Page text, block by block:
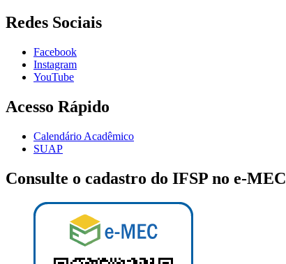
Redes Sociais
Facebook
Instagram
YouTube
Acesso Rápido
Calendário Acadêmico
SUAP
Consulte o cadastro do IFSP no e-MEC